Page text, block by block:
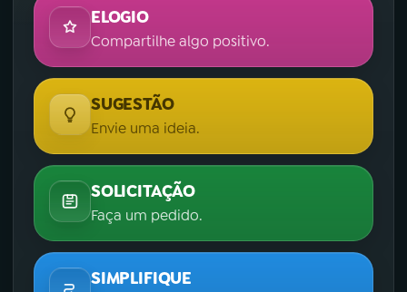
ELOGIO
Compartilhe algo positivo.
SUGESTÃO
Envie uma ideia.
SOLICITAÇÃO
Faça um pedido.
SIMPLIFIQUE